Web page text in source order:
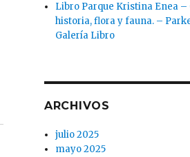
Libro Parque Kristina Enea –
historia, flora y fauna. –
Galería Libro
ARCHIVOS
julio 2025
mayo 2025